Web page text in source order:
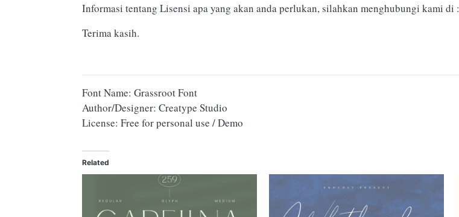
Informasi tentang Lisensi apa yang akan anda perlukan, silahkan menghubungi kami di :
Terima kasih.
Font Name: Grassroot Font
Author/Designer: Creatype Studio
License: Free for personal use / Demo
Related